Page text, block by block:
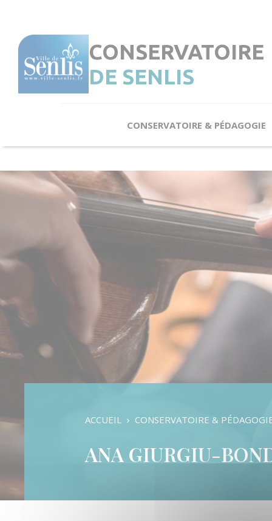
CONSERVATOIRE
DE SENLIS
CONSERVATOIRE & PÉDAGOGIE
Le Conservatoire en quelques notes
L’Enseignement
Éveil & Initiation
Formation Musicale
Pratiques d’ensembles
Auditions & Examens
ACCUEIL CONSERVATOIRE &
ANA GIURGIU-